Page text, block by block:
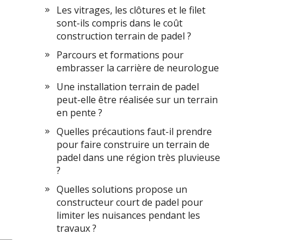
Les vitrages, les clôtures et le filet
sont-ils compris dans le coût
construction terrain de padel ?
Parcours et formations pour
embrasser la carrière de neurologue
Une installation terrain de padel
peut-elle être réalisée sur un terrain
en pente ?
Quelles précautions faut-il prendre
pour faire construire un terrain de
padel dans une région très pluvieuse
?
Quelles solutions propose un
constructeur court de padel pour
limiter les nuisances pendant les
travaux ?